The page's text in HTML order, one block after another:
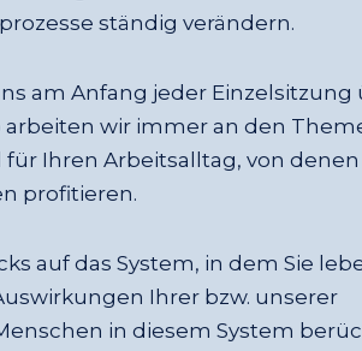
ständig verändern.
am Anfang jeder Einzelsitzung
arbeiten wir immer an den
Ihren Arbeitsalltag, von denen
profitieren.
auf das System, in dem Sie
Ihrer bzw. unserer
in diesem System